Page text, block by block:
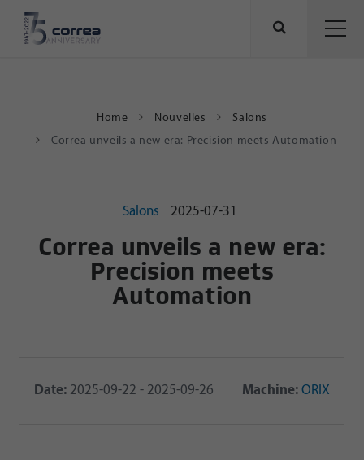
Home Nouvelles
Salons
Correa unveils a new era: Precision meets Automation
Salons 2025-07-31
Correa unveils a new era:
Precision meets
Automation
Date:2025-09-22 - 2025-09-26 Machine: ORIX